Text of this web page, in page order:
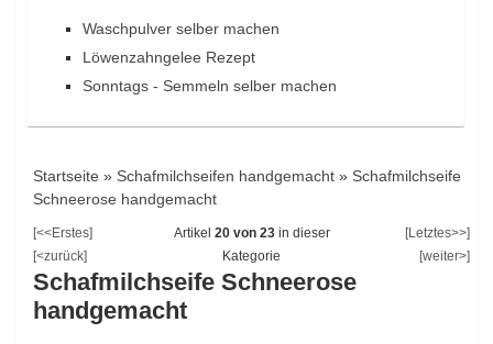
Waschpulver selber machen
Löwenzahngelee Rezept
Sonntags - Semmeln selber machen
Startseite » Schafmilchseifen handgemacht » Schafmilchseife
Schneerose handgemacht
[<<Erstes]
[<zurück]
Artikel 20 von 23in dieser
Kategorie
[Letztes>>]
[weiter>]
Schafmilchseife Schneerose
handgemacht